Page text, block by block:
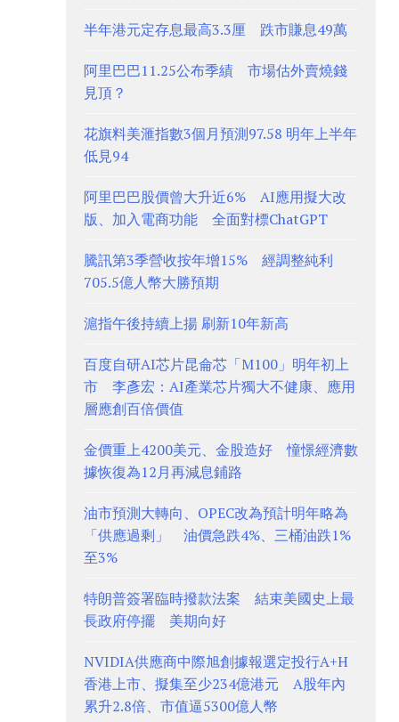
半年港元定存息最高3.3厘 跌市賺息49萬
阿里巴巴11.25公布季績 市場估外賣燒錢
見頂？
花旗料美滙指數3個月預測97.58 明年上半年
低見94
阿里巴巴股價曾大升近6% AI應用擬大改
版、加入電商功能 全面對標ChatGPT
騰訊第3季營收按年增15% 經調整純利
705.5億人幣大勝預期
滬指午後持續上揚 刷新10年新高
百度自研AI芯片昆侖芯「M100」明年初上
市 李彥宏：AI產業芯片獨大不健康、應用
層應創百倍價值
金價重上4200美元、金股造好 憧憬經濟數
據恢復為12月再減息鋪路
油市預測大轉向、OPEC改為預計明年略為
「供應過剩」 油價急跌4%、三桶油跌1%
至3%
特朗普簽署臨時撥款法案 結束美國史上最
長政府停擺 美期向好
NVIDIA供應商中際旭創據報選定投行A+H
香港上市、擬集至少234億港元 A股年內
累升2.8倍、市值逼5300億人幣